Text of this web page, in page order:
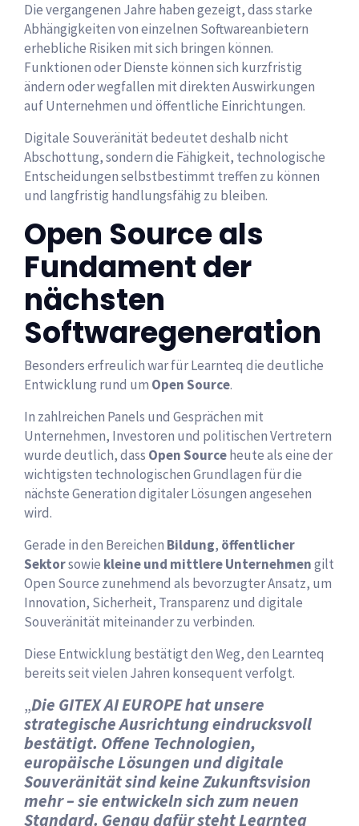
Die vergangenen Jahre haben gezeigt, dass starke
Abhängigkeiten von einzelnen Softwareanbietern
erhebliche Risiken mit sich bringen können.
Funktionen oder Dienste können sich kurzfristig
ändern oder wegfallen mit direkten Auswirkungen
auf Unternehmen und öffentliche Einrichtungen.
Digitale Souveränität bedeutet deshalb nicht
Abschottung, sondern die Fähigkeit, technologische
Entscheidungen selbstbestimmt treffen zu können
und langfristig handlungsfähig zu bleiben.
Open Source als
Fundament der
nächsten
Softwaregeneration
Besonders erfreulich war für Learnteq die deutliche
Entwicklung rund um Open Source.
In zahlreichen Panels und Gesprächen mit
Unternehmen, Investoren und politischen Vertretern
wurde deutlich, dass Open Sourceheute als eine der
wichtigsten technologischen Grundlagen für die
nächste Generation digitaler Lösungen angesehen
wird.
Gerade in den Bereichen Bildung, öffentlicher
Sektorsowie kleine und mittlere Unternehmengilt
Open Source zunehmend als bevorzugter Ansatz, um
Innovation, Sicherheit, Transparenz und digitale
Souveränität miteinander zu verbinden.
Diese Entwicklung bestätigt den Weg, den Learnteq
bereits seit vielen Jahren konsequent verfolgt.
„Die GITEX AI EUROPE hat unsere
strategische Ausrichtung eindrucksvoll
bestätigt. Offene Technologien,
europäische Lösungen und digitale
Souveränität sind keine Zukunftsvision
mehr – sie entwickeln sich zum neuen
Standard. Genau dafür steht Learnteq